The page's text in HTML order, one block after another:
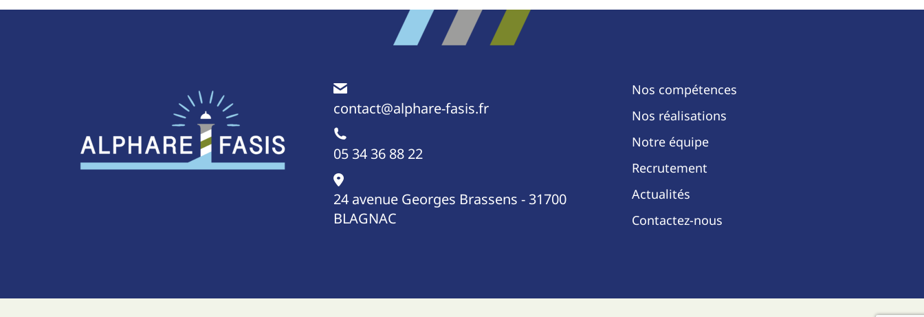
contact@alphare-fasis.fr
05 34 36 88 22
24 avenue Georges Brassens - 31700
BLAGNAC
Nos compétences
Nos réalisations
Notre équipe
Recrutement
Actualités
Contactez-nous